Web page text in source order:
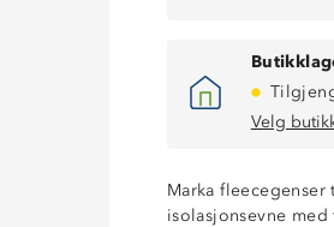
Velg
Marka
isolasjonsevne